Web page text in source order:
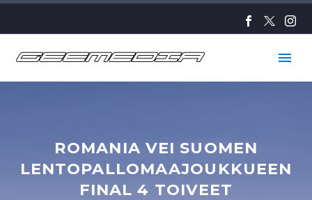
ROMANIA VEI SUOMEN
LENTOPALLOMAAJOUKKUEEN
FINAL 4 TOIVEET